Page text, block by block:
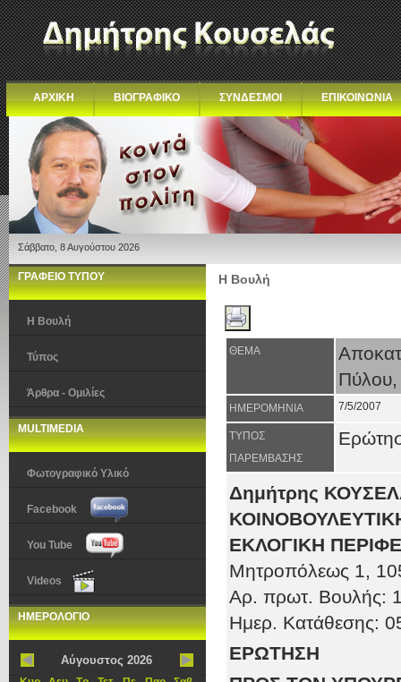
ΑΡΧΙΚΗ ΒΙΟΓΡΑΦΙΚΟ ΣΥΝΔΕΣΜΟΙ ΕΠΙΚΟΙΝΩΝΙΑ
Σάββατο, 8 Αυγούστου 2026
ΓΡΑΦΕΙΟ ΤΥΠΟΥ
Η Βουλή
Τύπος
Άρθρα - Ομιλίες
MULTIMEDIA
Φωτογραφικό Υλικό
Facebook
You Tube
Videos
ΗΜΕΡΟΛΟΓΙΟ
Αύγουστος 2026
Η Βουλή
ΘΕΜΑ
Πύλου,
ΗΜΕΡΟΜΗΝΙΑ 7/5/2007
ΤΥΠΟΣ
ΠΑΡΕΜΒΑΣΗΣ
Δημήτρης
ΕΚΛΟΓΙΚΗ
Μητροπόλεως 1,
Αρ. πρωτ. Βουλής:
Ημερ. Κατάθεσης:
ΕΡΩΤΗΣΗ